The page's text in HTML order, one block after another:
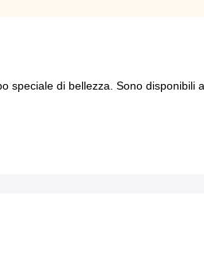
speciale di bellezza. Sono disponibili